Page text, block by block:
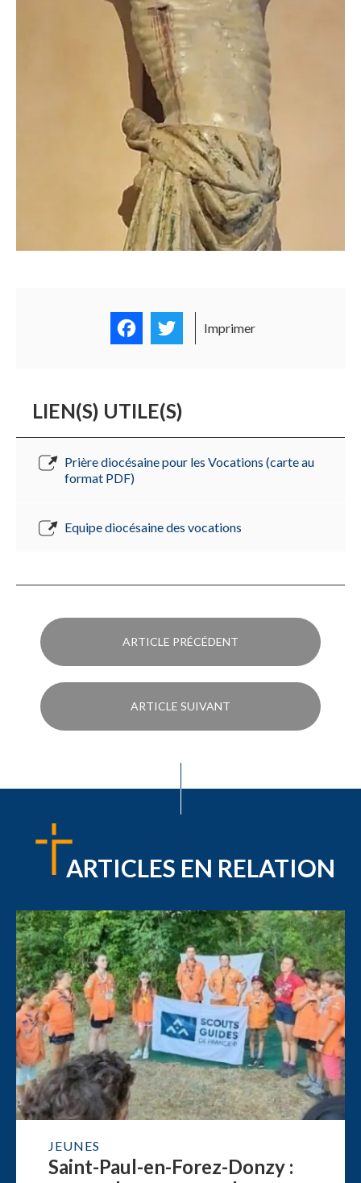
FacebookTwitter
Imprimer
LIEN(S) UTILE(S)
Prière diocésaine pour les Vocations (carte au
format PDF)
Equipe diocésaine des vocations
ARTICLE PRÉCÉDENT
ARTICLE SUIVANT
ARTICLES EN RELATION
JEUNES
Saint-Paul-en-Forez-Donzy :